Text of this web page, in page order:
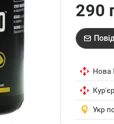
290
Нова
Укр